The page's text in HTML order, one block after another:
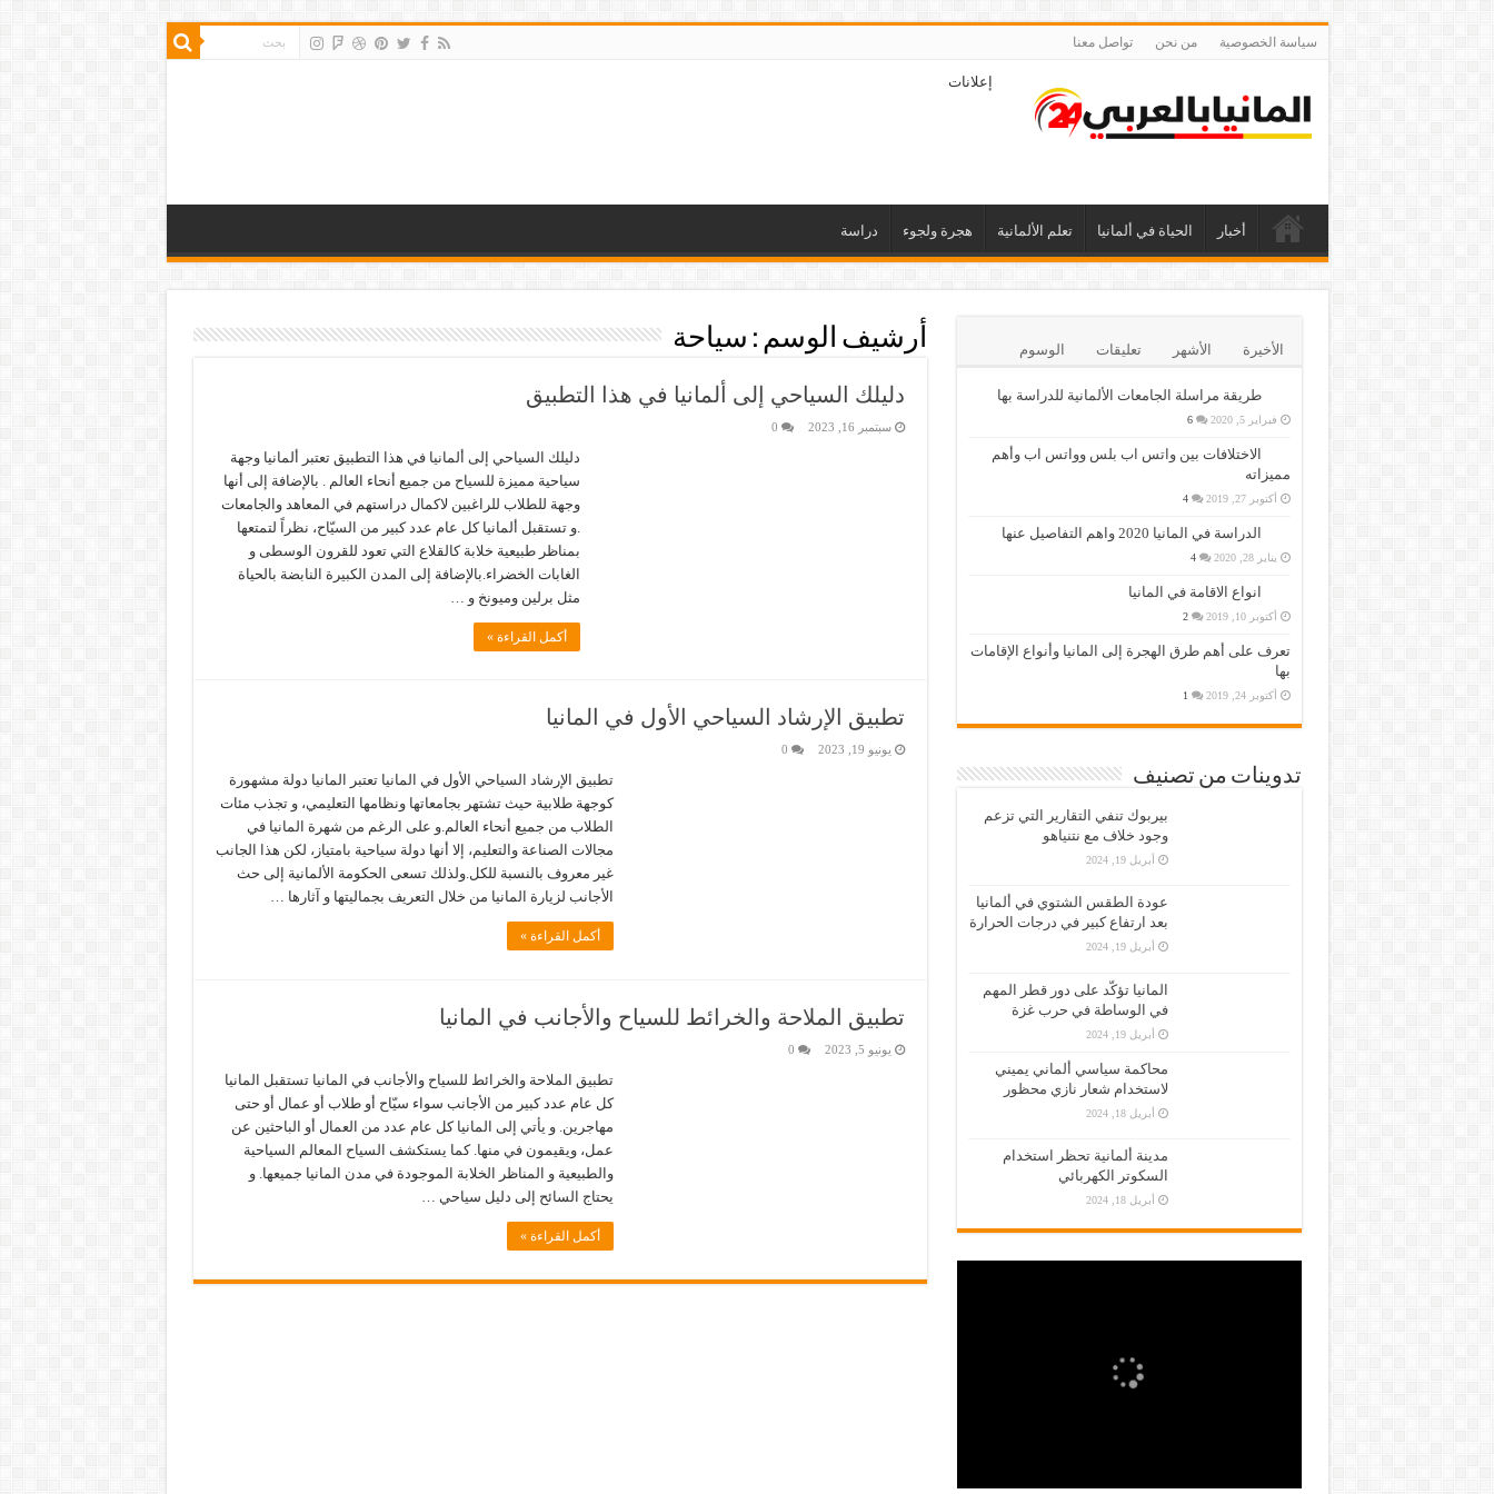
سياسة الخصوصية من نحن تواصل معنا
إعلانات
أخبار الحياة في ألمانيا تعلم الألمانية هجرة ولجوء دراسة
أرشيف الوسم : سياحة
دليلك السياحي إلى ألمانيا في هذا التطبيق
سبتمبر 16, 2023 0
دليلك السياحي إلى ألمانيا في هذا التطبيق تعتبر ألمانيا وجهة
سياحية مميزة للسياح من جميع أنحاء العالم . بالإضافة إلى أنها
وجهة للطلاب للراغبين لاكمال دراستهم في المعاهد والجامعات
.و تستقبل ألمانيا كل عام عدد كبير من السيّاح، نظراً لتمتعها
بمناظر طبيعية خلابة كالقلاع التي تعود للقرون الوسطى و
الغابات الخضراء.بالإضافة إلى المدن الكبيرة النابضة بالحياة
مثل برلين وميونخ و …
أكمل القراءة »
تطبيق الإرشاد السياحي الأول في المانيا
يونيو 19, 2023 0
تطبيق الإرشاد السياحي الأول في المانيا تعتبر المانيا دولة مشهورة
كوجهة طلابية حيث تشتهر بجامعاتها ونظامها التعليمي، و تجذب مئات
الطلاب من جميع أنحاء العالم.و على الرغم من شهرة المانيا في
مجالات الصناعة والتعليم، إلا أنها دولة سياحية بامتياز، لكن هذا الجانب
غير معروف بالنسبة للكل.ولذلك تسعى الحكومة الألمانية إلى حث
الأجانب لزيارة المانيا من خلال التعريف بجماليتها و آثارها …
أكمل القراءة »
تطبيق الملاحة والخرائط للسياح والأجانب في المانيا
يونيو 5, 2023 0
تطبيق الملاحة والخرائط للسياح والأجانب في المانيا تستقبل المانيا
كل عام عدد كبير من الأجانب سواء سيّاح أو طلاب أو عمال أو حتى
مهاجرين. و يأتي إلى المانيا كل عام عدد من العمال أو الباحثين عن
عمل، ويقيمون في منها. كما يستكشف السياح المعالم السياحية
والطبيعية و المناظر الخلابة الموجودة في مدن المانيا جميعها. و
يحتاج السائح إلى دليل سياحي …
أكمل القراءة »
الأخيرة الأشهر تعليقات الوسوم
طريقة مراسلة الجامعات الألمانية للدراسة بها
فبراير 5, 2020 6
الاختلافات بين واتس اب بلس وواتس اب وأهم
مميزاته
أكتوبر 27, 2019 4
الدراسة في المانيا 2020 واهم التفاصيل عنها
يناير 28, 2020 4
انواع الاقامة في المانيا
أكتوبر 10, 2019 2
تعرف على أهم طرق الهجرة إلى المانيا وأنواع الإقامات
بها
أكتوبر 24, 2019 1
تدوينات من تصنيف
بيربوك تنفي التقارير التي تزعم
وجود خلاف مع نتنياهو
أبريل 19, 2024
عودة الطقس الشتوي في ألمانيا
بعد ارتفاع كبير في درجات الحرارة
أبريل 19, 2024
المانيا تؤكّد على دور قطر المهم
في الوساطة في حرب غزة
أبريل 19, 2024
محاكمة سياسي ألماني يميني
لاستخدام شعار نازي محظور
أبريل 18, 2024
مدينة ألمانية تحظر استخدام
السكوتر الكهربائي
أبريل 18, 2024